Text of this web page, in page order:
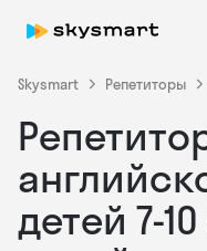
Skysmart Репетиторы
детей 7-